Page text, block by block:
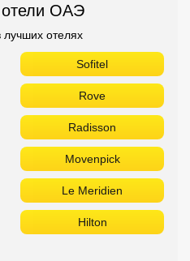
ОАЭ
отелях
Sofitel
Rove
Radisson
Movenpick
Le Meridien
Hilton